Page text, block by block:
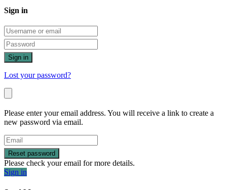
Sign in
Sign in
Lost your password?
Please enter your email address. You will receive a link to create a
new password via email.
Reset password
Please check your email for more details.
Sign in